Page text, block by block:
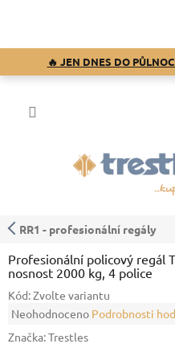
🔥 JEN DNES DO
RR1 - profesionální regály
Profesionální policový regál
nosnost 2000 kg, 4 police
Kód:Zvolte variantu
Průměrné
produktu
Neohodnoceno Podrobnosti
Značka:Trestles